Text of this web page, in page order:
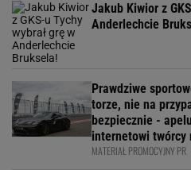
Jakub Kiwior z
Anderlechcie
Prawdziwe
torze, nie na
bezpiecznie -
internetowi twórcy
MATERIAŁ PROMOCYJNY PR